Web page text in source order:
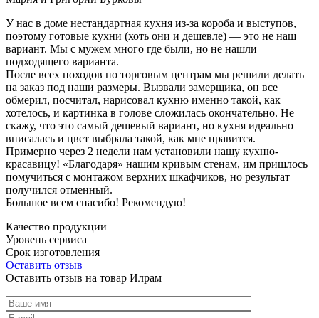
У нас в доме нестандартная кухня из-за короба и выступов,
поэтому готовые кухни (хоть они и дешевле) — это не наш
вариант. Мы с мужем много где были, но не нашли
подходящего варианта.
После всех походов по торговым центрам мы решили делать
на заказ под наши размеры. Вызвали замерщика, он все
обмерил, посчитал, нарисовал кухню именно такой, как
хотелось, и картинка в голове сложилась окончательно. Не
скажу, что это самый дешевый вариант, но кухня идеально
вписалась и цвет выбрала такой, как мне нравится.
Примерно через 2 недели нам установили нашу кухню-
красавицу! «Благодаря» нашим кривым стенам, им пришлось
помучиться с монтажом верхних шкафчиков, но результат
получился отменный.
Большое всем спасибо! Рекомендую!
Качество продукции
Уровень сервиса
Срок изготовления
Оставить отзыв
Оставить отзыв на товар Илрам